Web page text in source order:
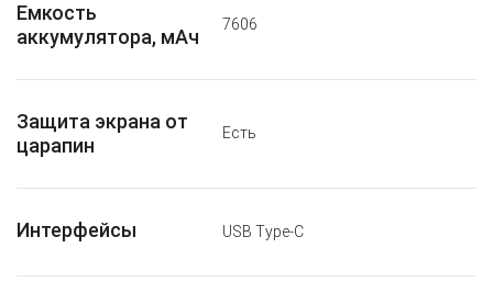
Емкость
аккумулятора, мАч
7606
Защита экрана от
царапин
Есть
Интерфейсы USB Type-C